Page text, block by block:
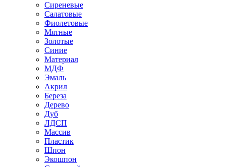
Сиреневые
Салатовые
Фиолетовые
Мятные
Золотые
Синие
Материал
МДФ
Эмаль
Акрил
Береза
Дерево
Дуб
ЛДСП
Массив
Пластик
Шпон
Экошпон